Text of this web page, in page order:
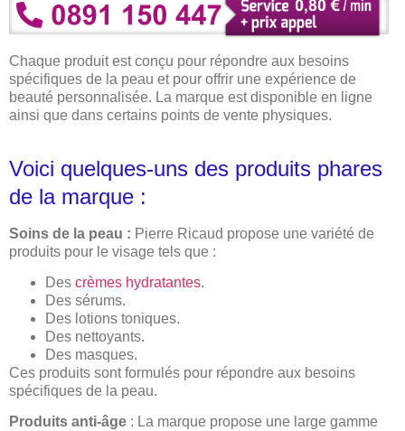
Chaque produit est conçu pour répondre aux besoins
spécifiques de la peau et pour offrir une expérience de
beauté personnalisée. La marque est disponible en ligne
ainsi que dans certains points de vente physiques.
Voici quelques-uns des produits phares
de la marque :
Soins de la peau : Pierre Ricaud propose une variété de
produits pour le visage tels que :
Des crèmes hydratantes.
Des sérums.
Des lotions toniques.
Des nettoyants.
Des masques.
Ces produits sont formulés pour répondre aux besoins
spécifiques de la peau.
Produits anti-âge : La marque propose une large gamme